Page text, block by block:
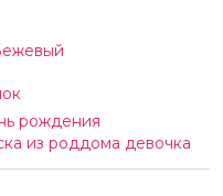
рождения
из роддома девочка